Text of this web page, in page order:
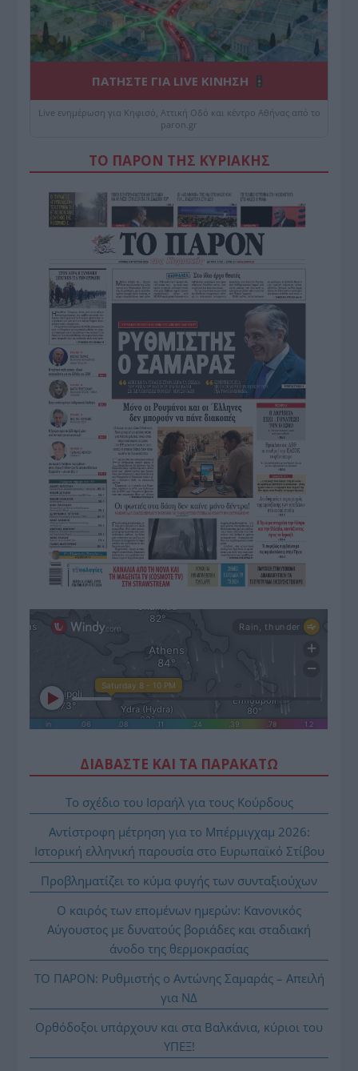
ΠΑΤΗΣΤΕ ΓΙΑ LIVE ΚΙΝΗΣΗ
Live ενημέρωση για Κηφισό, Αττική Οδό και κέντρο Αθήνας από το
paron.gr
ΤΟ ΠΑΡΟΝ ΤΗΣ ΚΥΡΙΑΚΗΣ
ΔΙΑΒΑΣΤΕ ΚΑΙ ΤΑ ΠΑΡΑΚΑΤΩ
Το σχέδιο του Ισραήλ για τους Κούρδους
Αντίστροφη μέτρηση για το Μπέρμιγχαμ 2026:
Ιστορική ελληνική παρουσία στο Ευρωπαϊκό Στίβου
Προβληματίζει το κύμα φυγής των συνταξιούχων
Ο καιρός των επομένων ημερών: Κανονικός
Αύγουστος με δυνατούς βοριάδες και σταδιακή
άνοδο της θερμοκρασίας
ΤΟ ΠΑΡΟΝ: Ρυθμιστής ο Αντώνης Σαμαράς – Απειλή
για ΝΔ
Ορθόδοξοι υπάρχουν και στα Βαλκάνια, κύριοι του
ΥΠΕΞ!